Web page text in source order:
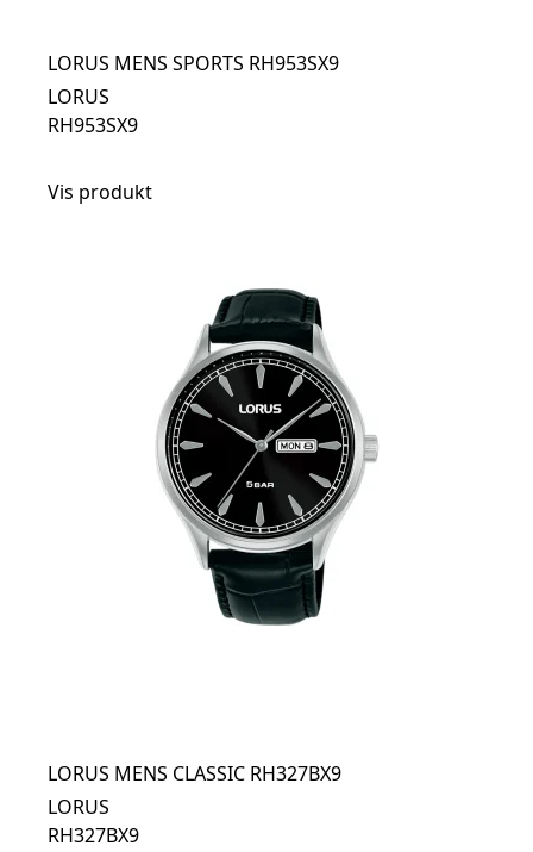
LORUS MENS SPORTS RH953SX9
LORUS
RH953SX9
Vis produkt
LORUS MENS CLASSIC RH327BX9
LORUS
RH327BX9